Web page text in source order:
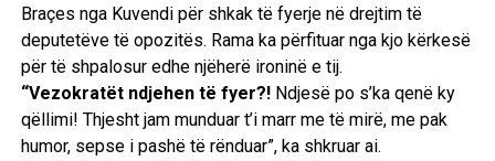
Braçes nga Kuvendi për shkak të fyerje në drejtim të
deputetëve të opozitës. Rama ka përfituar nga kjo kërkesë
për të shpalosur edhe njëherë ironinë e tij.
“Vezokratët ndjehen të fyer?!Ndjesë po s’ka qenë ky
qëllimi! Thjesht jam munduar t’i marr me të mirë, me pak
humor, sepse i pashë të rënduar”, ka shkruar ai.